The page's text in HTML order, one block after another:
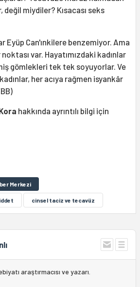
miydiler? Kısacası seks
Eyüp Can'ınkilere benzemiyor. Ama
var. Hayatımızdaki kadınlar
gömlekleri tek tek soyuyorlar. Ve
her acıya rağmen isyankâr
hakkında ayrıntılı bilgi için
Merkezi
cinsel taciz ve tecavüz
araştırmacısı ve yazarı.